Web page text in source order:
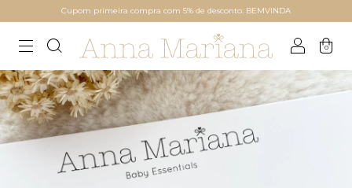
Cupom primeira compra com 5% de desconto: BEMVINDA
0